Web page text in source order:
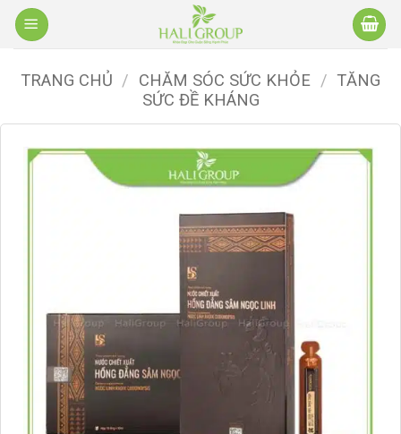
Bỏ
qua
dung
TRANG CHỦ / CHĂM SÓC SỨC KHỎE / TĂNG
SỨC ĐỀ KHÁNG